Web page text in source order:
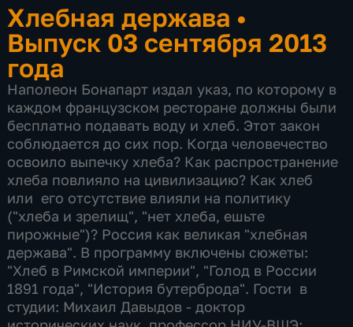
Хлебная держава •
Выпуск 03 сентября 2013
года
Наполеон Бонапарт издал указ, по которому в
каждом французском ресторане должны были
бесплатно подавать воду и хлеб. Этот закон
соблюдается до сих пор. Когда человечество
освоило выпечку хлеба? Как распространение
хлеба повлияло на цивилизацию? Как хлеб
или его отсутствие влияли на политику
("хлеба и зрелищ", "нет хлеба, ешьте
пирожные")? Россия как великая "хлебная
держава". В программу включены сюжеты:
"Хлеб в Римской империи", "Голод в России
1891 года", "История бутерброда". Гости в
студии: Михаил Давыдов - доктор